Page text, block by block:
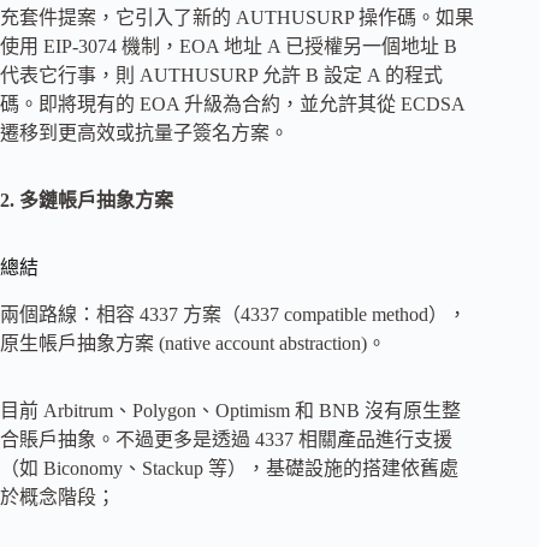
充套件提案，它引入了新的 AUTHUSURP 操作碼。如果
使用 EIP-3074 機制，EOA 地址 A 已授權另一個地址 B
代表它行事，則 AUTHUSURP 允許 B 設定 A 的程式
碼。即將現有的 EOA 升級為合約，並允許其從 ECDSA
遷移到更高效或抗量子簽名方案。
2. 多鏈帳戶抽象方案
總結
兩個路線：相容 4337 方案（4337 compatible method），
原生帳戶抽象方案 (native account abstraction)。
目前 Arbitrum、Polygon、Optimism 和 BNB 沒有原生整
合賬戶抽象。不過更多是透過 4337 相關產品進行支援
（如 Biconomy、Stackup 等），基礎設施的搭建依舊處
於概念階段；